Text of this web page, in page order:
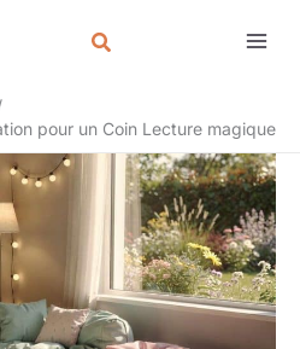
pour un Coin Lecture magique